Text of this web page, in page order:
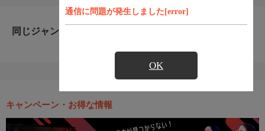
通信に問題が発生しました[error]
OK
同じジャンルのおすすめ番組
キャンペーン・お得な情報